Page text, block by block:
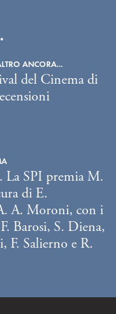
ANCORA...
del Cinema di
La SPI premia M.
di E.
A. Moroni, con i
Barosi, S. Diena,
F. Salierno e R.